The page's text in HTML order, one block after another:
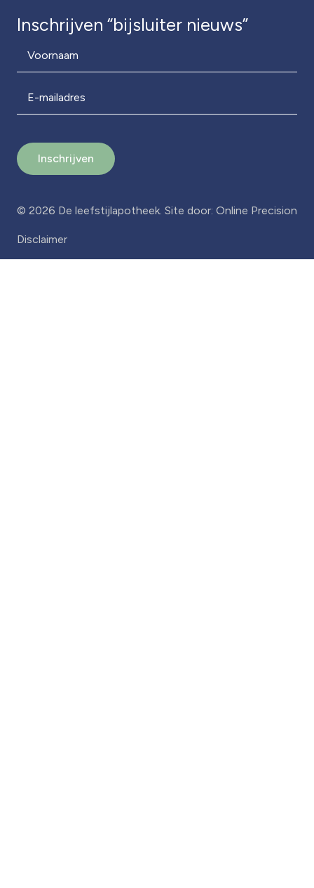
Inschrijven “bijsluiter nieuws”
Voornaam
E-mailadres
Inschrijven
© 2026 De leefstijlapotheek. Site door: Online Precision
Disclaimer